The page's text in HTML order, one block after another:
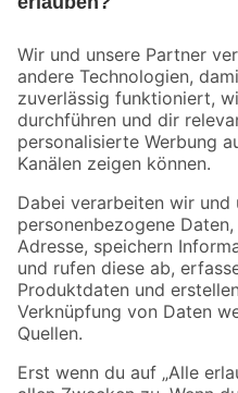
Der toom Newsletter: Keine
Zur Newsletter Anmeldung
Folge uns
Zahlungsarten
Sicher einkaufen